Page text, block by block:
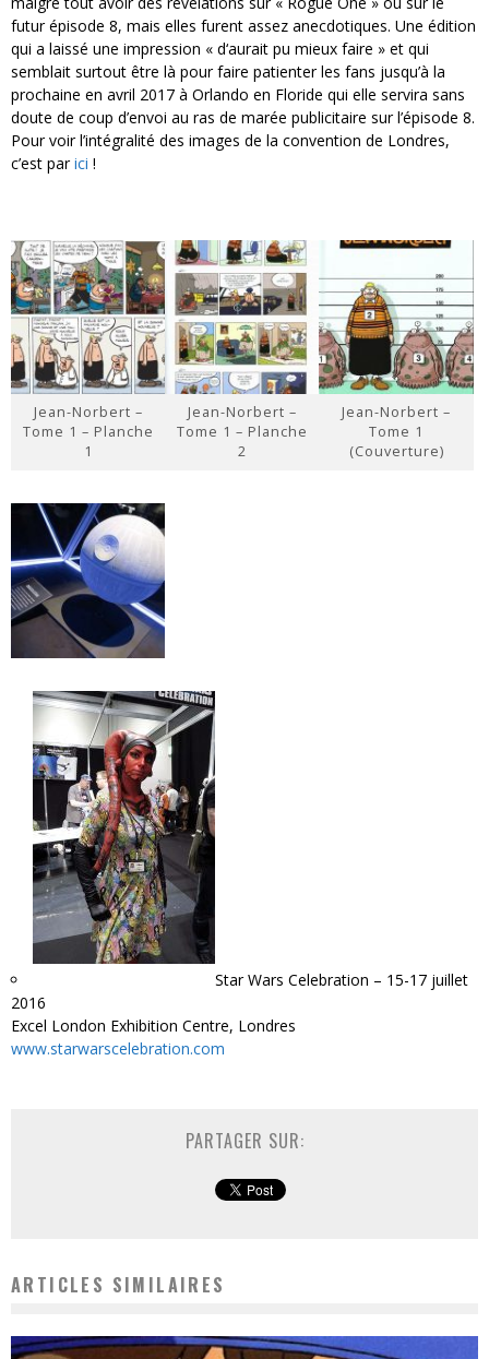
futur épisode 8, mais elles furent assez anecdotiques. Une édition
qui a laissé une impression « d‘aurait pu mieux faire » et qui
semblait surtout être là pour faire patienter les fans jusqu’à la
prochaine en avril 2017 à Orlando en Floride qui elle servira sans
doute de coup d’envoi au ras de marée publicitaire sur l’épisode 8.
Pour voir l’intégralité des images de la convention de Londres,
c’est parici !
Jean-Norbert –
Tome 1 – Planche
1
Jean-Norbert –
Tome 1 – Planche
2
Jean-Norbert –
Tome 1
(Couverture)
Star Wars Celebration – 15-17 juillet
2016
Excel London Exhibition Centre, Londres
www.starwarscelebration.com
PARTAGER SUR:
ARTICLES SIMILAIRES